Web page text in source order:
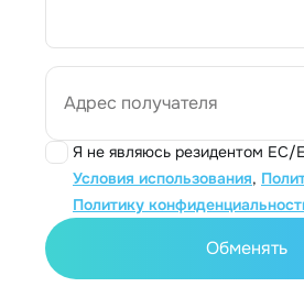
Адрес получателя
Я не являюсь резидентом
Условия использования,
Политику
Обменять